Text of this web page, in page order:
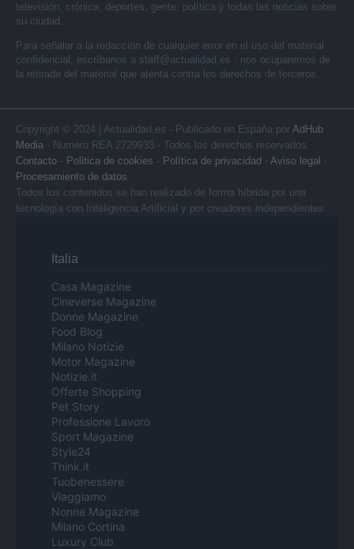
televisión, crónica, deportes, gente, política y todas las noticias sobre
su ciudad.
Para señalar a la redacción de cualquier error en el uso del material
confidencial, escríbanos a staff@actualidad.es : nos ocuparemos de
la retirada del material que atenta contra los derechos de terceros.
Copyright © 2024 | Actualidad.es - Publicado en España por AdHub
Media - Numero REA 2729933 - Todos los derechos reservados.
Contacto - Politica de cookies - Política de privacidad - Aviso legal -
Procesamiento de datos
Todos los contenidos se han realizado de forma híbrida por una
tecnología con Inteligencia Artificial y por creadores independientes
Italia
Casa Magazine
Cineverse Magazine
Donne Magazine
Food Blog
Milano Notizie
Motor Magazine
Notizie.it
Offerte Shopping
Pet Story
Professione Lavoro
Sport Magazine
Style24
Think.it
Tuobenessere
Viaggiamo
Nonne Magazine
Milano Cortina
Luxury Club